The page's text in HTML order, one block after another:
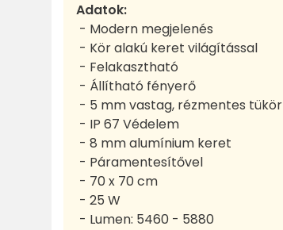
Adatok:
- Modern megjelenés
- Kör alakú keret világítással
- Felakasztható
- Állítható fényerő
- 5 mm vastag, rézmentes tükör
- IP 67 Védelem
- 8 mm alumínium keret
- Páramentesítővel
- 70 x 70 cm
- 25 W
- Lumen: 5460 - 5880